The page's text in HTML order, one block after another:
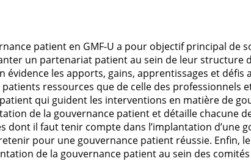
patient en GMF-U a pour objectif principal de
un partenariat patient au sein de leur structure
évidence les apports, gains, apprentissages et défis
ressources que de celle des professionnels
qui guident les interventions en matière de
de la gouvernance patient et détaille chacune
dont il faut tenir compte dans l’implantation d’une
pour une gouvernance patient réussie. Enfin,
de la gouvernance patient au sein des